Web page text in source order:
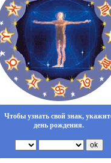
Чтобы узнать свой знак,
день рождения.